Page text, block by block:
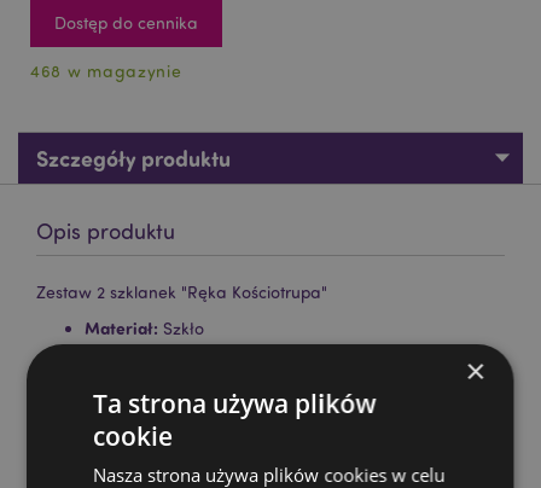
Dostęp do cennika
468 w magazynie
Szczegóły produktu
Opis produktu
Zestaw 2 szklanek "Ręka Kościotrupa"
Materiał: Szkło
Bezpieczne w kontakcie w żywnością:Tak
Użycie w mikrofalówce:
Mycie w zmywarce:Nie
×
Ta strona używa plików
cookie
Nasza strona używa plików cookies w celu